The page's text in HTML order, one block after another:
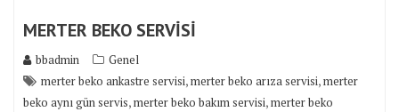
MERTER BEKO SERVİSİ
bbadmin
Genel
merter beko ankastre servisi,merter beko arıza servisi,merter
beko aynı gün servis,merter beko bakım servisi,merter beko